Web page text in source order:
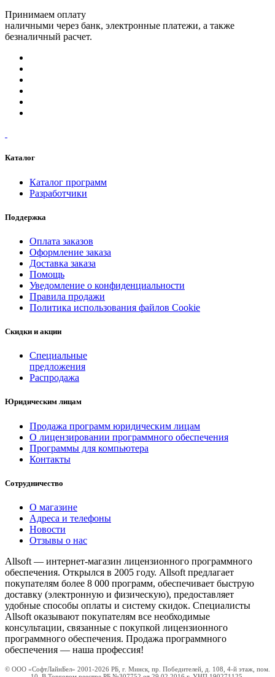
Принимаем оплату
наличными через банк, электронные платежи, а также
безналичный расчет.
Каталог
Каталог программ
Разработчики
Поддержка
Оплата заказов
Оформление заказа
Доставка заказа
Помощь
Уведомление о конфиденциальности
Правила продажи
Политика использования файлов Cookie
Скидки и акции
Специальные
предложения
Распродажа
Юридическим лицам
Продажа программ юридическим лицам
О лицензировании программного обеспечения
Программы для компьютера
Контакты
Сотрудничество
О магазине
Адреса и телефоны
Новости
Отзывы о нас
Allsoft — интернет-магазин лицензионного программного
обеспечения. Открылся в 2005 году. Allsoft предлагает
покупателям более 8 000 программ, обеспечивает быструю
доставку (электронную и физическую), предоставляет
удобные способы оплаты и систему скидок. Специалисты
Allsoft оказывают покупателям все необходимые
консультации, связанные с покупкой лицензионного
программного обеспечения. Продажа программного
обеспечения — наша профессия!
© ООО «СофтЛайнБел» 2001-2026 РБ, г. Минск, пр. Победителей, д. 108, 4-й этаж, пом.